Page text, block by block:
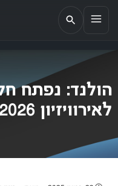
EUROMIX
אתר הבית של
הולנד: נפתח
לאירוויזיון 2026